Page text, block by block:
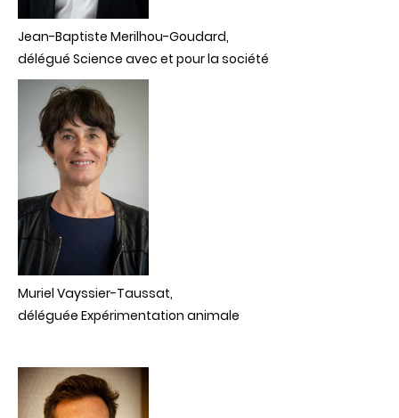
Jean-Baptiste Merilhou-Goudard,
délégué Science avec et pour la société
Muriel Vayssier-Taussat,
déléguée Expérimentation animale